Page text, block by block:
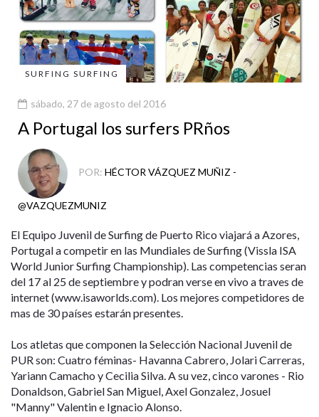
SURFING SURFING
sábado, 27 de agosto del 2016
A Portugal los surfers PRños
POR: HÉCTOR VÁZQUEZ MUÑIZ -
@VAZQUEZMUNIZ
El Equipo Juvenil de Surfing de Puerto Rico viajará a Azores,
Portugal a competir en las Mundiales de Surfing (Vissla ISA
World Junior Surfing Championship). Las competencias seran
del 17 al 25 de septiembre y podran verse en vivo a traves de
internet (www.isaworlds.com). Los mejores competidores de
mas de 30 países estarán presentes.
Los atletas que componen la Selección Nacional Juvenil de
PUR son: Cuatro féminas- Havanna Cabrero, Jolari Carreras,
Yariann Camacho y Cecilia Silva. A su vez, cinco varones - Rio
Donaldson, Gabriel San Miguel, Axel Gonzalez, Josuel
"Manny" Valentin e Ignacio Alonso.